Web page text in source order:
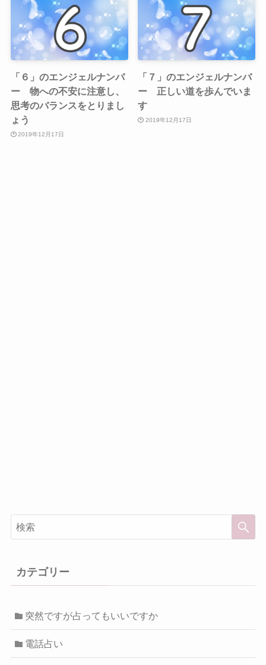
「６」のエンジェルナンバ
ー 物への不安に注意し、
思考のバランスをとりまし
ょう
2019年12月17日
「７」のエンジェルナンバ
ー 正しい道を歩んでいま
す
2019年12月17日
カテゴリー
突然ですが占ってもいいですか
電話占い